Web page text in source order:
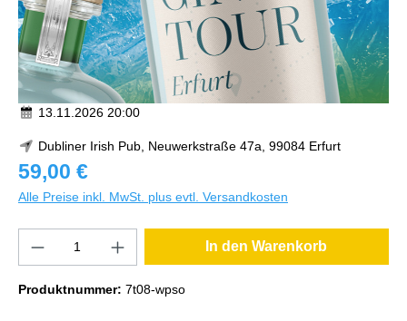
13.11.2026 20:00
Dubliner Irish Pub, Neuwerkstraße 47a, 99084 Erfurt
59,00 €
Alle Preise inkl. MwSt. plus evtl. Versandkosten
In den Warenkorb
Produktnummer: 7t08-wpso